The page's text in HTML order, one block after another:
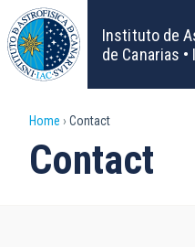
Skip
to
main
content
Instituto de
de Canarias •
Breadcrumb
Home Contact
Contact